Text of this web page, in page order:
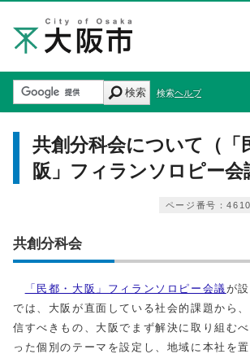
検索 検索ヘルプ
共創分科会について（「
阪」フィランソロピー会
ページ番号：
共創分科会
「民都・大阪」フィランソロピー会議が
では、大阪が直面している社会的課題から
信すべきもの、大阪でまず解決に取り組む
った個別のテーマを設定し、地域に本社を